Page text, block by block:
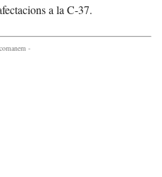
a la C-37.
-